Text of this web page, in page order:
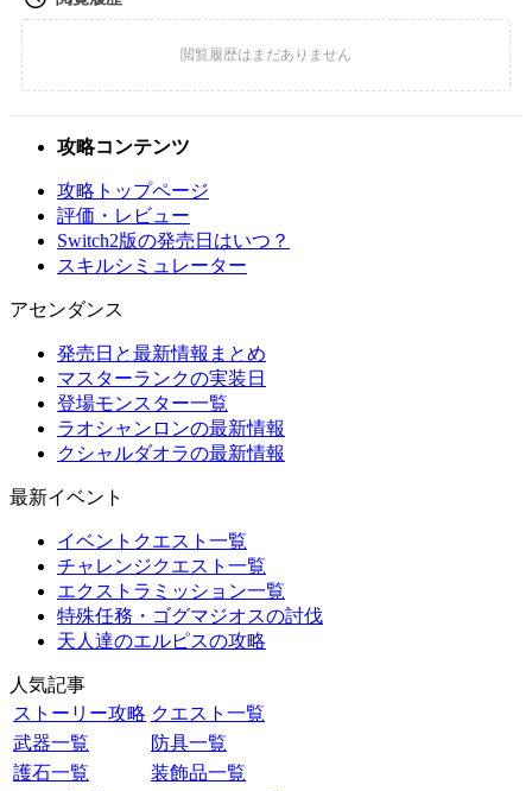
攻略コンテンツ
攻略トップページ
評価・レビュー
Switch2版の発売日はいつ？
スキルシミュレーター
アセンダンス
発売日と最新情報まとめ
マスターランクの実装日
登場モンスター一覧
ラオシャンロンの最新情報
クシャルダオラの最新情報
最新イベント
イベントクエスト一覧
チャレンジクエスト一覧
エクストラミッション一覧
特殊任務・ゴグマジオスの討伐
天人達のエルピスの攻略
人気記事
ストーリー攻略 クエスト一覧
武器一覧
防具一覧
護石一覧
装飾品一覧